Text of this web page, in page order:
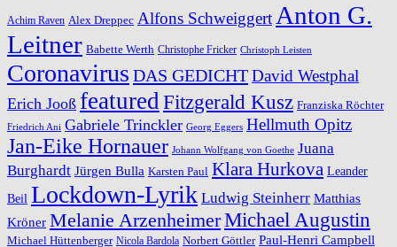
Achim Raven Alex Dreppec Alfons Schweiggert Anton G.
Leitner Babette Werth Christophe Fricker Christoph Leisten
Coronavirus DAS GEDICHTDavid Westphal
Erich Jooß featuredFitzgerald Kusz Franziska Röchter
Friedrich Ani Gabriele Trinckler Georg Eggers Hellmuth Opitz
Jan-Eike Hornauer Johann Wolfgang von Goethe Juana
Burghardt Jürgen Bulla Karsten Paul Klara Hurkova Leander
Beil Lockdown-Lyrik Ludwig Steinherr Matthias
Kröner Melanie ArzenheimerMichael Augustin
Michael Hüttenberger Nicola Bardola Norbert Göttler Paul-Henri Campbell